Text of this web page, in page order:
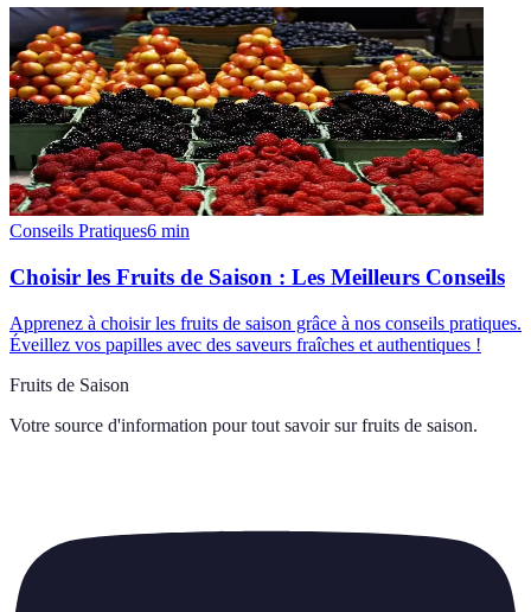
Conseils Pratiques6 min
Choisir les Fruits de Saison : Les Meilleurs Conseils
Apprenez à choisir les fruits de saison grâce à nos conseils pratiques.
Éveillez vos papilles avec des saveurs fraîches et authentiques !
Fruits de Saison
Votre source d'information pour tout savoir sur fruits de saison.